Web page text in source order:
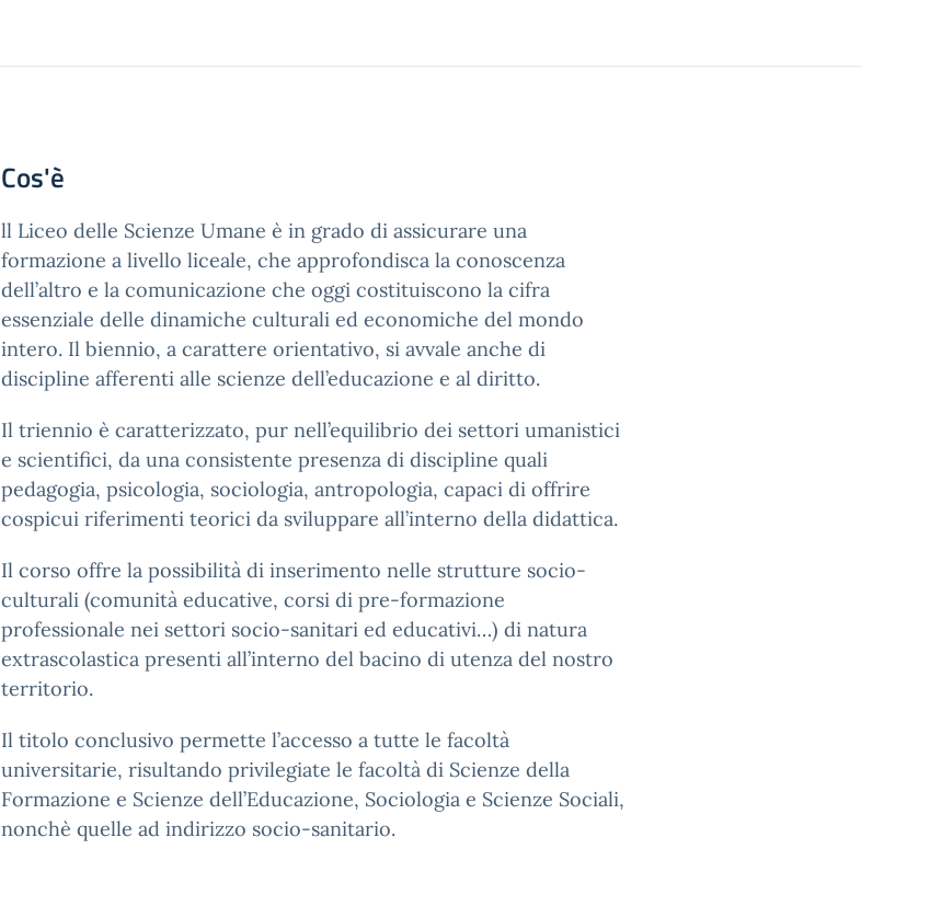
Cos'è
ll Liceo delle Scienze Umane è in grado di assicurare una
formazione a livello liceale, che approfondisca la conoscenza
dell’altro e la comunicazione che oggi costituiscono la cifra
essenziale delle dinamiche culturali ed economiche del mondo
intero. Il biennio, a carattere orientativo, si avvale anche di
discipline afferenti alle scienze dell’educazione e al diritto.
Il triennio è caratterizzato, pur nell’equilibrio dei settori umanistici
e scientifici, da una consistente presenza di discipline quali
pedagogia, psicologia, sociologia, antropologia, capaci di offrire
cospicui riferimenti teorici da sviluppare all’interno della didattica.
Il corso offre la possibilità di inserimento nelle strutture socio-
culturali (comunità educative, corsi di pre-formazione
professionale nei settori socio-sanitari ed educativi…) di natura
extrascolastica presenti all’interno del bacino di utenza del nostro
territorio.
Il titolo conclusivo permette l’accesso a tutte le facoltà
universitarie, risultando privilegiate le facoltà di Scienze della
Formazione e Scienze dell’Educazione, Sociologia e Scienze Sociali,
nonchè quelle ad indirizzo socio-sanitario.